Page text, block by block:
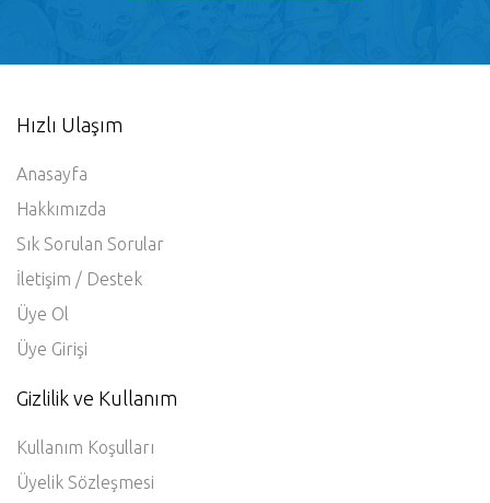
Hızlı Ulaşım
Anasayfa
Hakkımızda
Sık Sorulan Sorular
İletişim / Destek
Üye Ol
Üye Girişi
Gizlilik ve Kullanım
Kullanım Koşulları
Üyelik Sözleşmesi